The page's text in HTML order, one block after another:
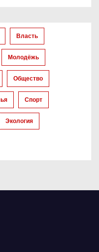
Власть
Молодёжь
Общество
Спорт
Экология